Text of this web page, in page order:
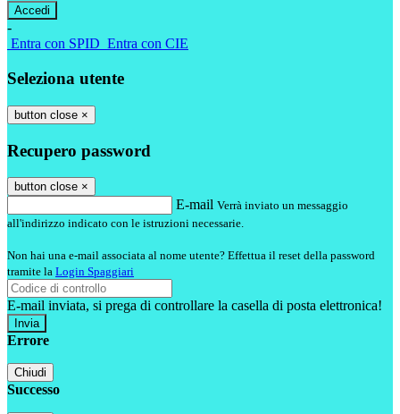
-
Entra con SPID Entra con CIE
Seleziona utente
button close ×
Recupero password
button close ×
E-mail Verrà inviato un messaggio
all'indirizzo indicato con le istruzioni necessarie.
Non hai una e-mail associata al nome utente? Effettua il reset della password
tramite la Login Spaggiari
E-mail inviata, si prega di controllare la casella di posta elettronica!
Errore
Chiudi
Successo